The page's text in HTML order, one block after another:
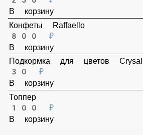
Аквабокс+Подкормка для
230 ₽
В корзину
Конфеты Raffaello
800 ₽
В корзину
Подкормка для цветов Crysal
30 ₽
В корзину